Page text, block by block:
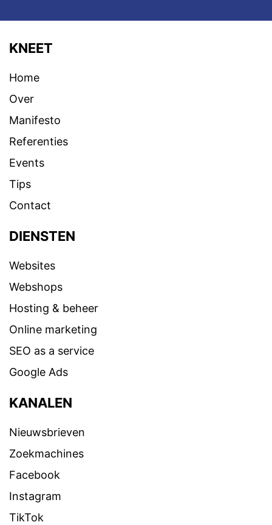
KNEET
Home
Over
Manifesto
Referenties
Events
Tips
Contact
DIENSTEN
Websites
Webshops
Hosting & beheer
Online marketing
SEO as a service
Google Ads
KANALEN
Nieuwsbrieven
Zoekmachines
Facebook
Instagram
TikTok